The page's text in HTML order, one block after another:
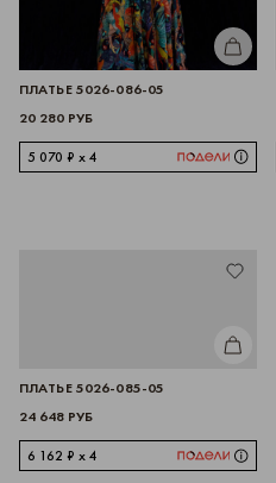
КУПИТЬ
ПЛАТЬЕ 5026-086-05
20 280 РУБ
5 070 ₽ x 4
КУПИТЬ
ПЛАТЬЕ 5026-085-05
24 648 РУБ
6 162 ₽ x 4